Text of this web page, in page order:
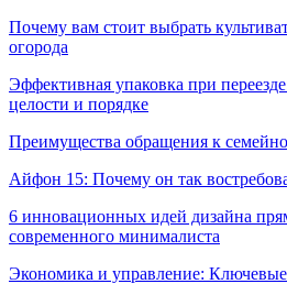
Почему вам стоит выбрать
огорода
Эффективная упаковка при
целости и порядке
Преимущества обращения к
Айфон 15: Почему он так
6 инновационных идей дизайна
современного минималиста
Экономика и управление: